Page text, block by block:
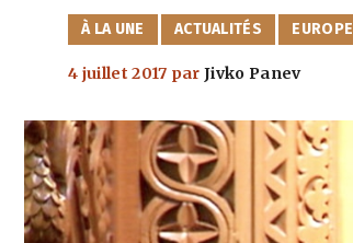
CATÉGORIES
À LA UNE ACTUALITÉS EUROPE
4 juillet 2017 parJivko Panev